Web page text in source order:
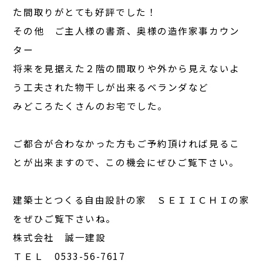
た間取りがとても好評でした！
その他 ご主人様の書斎、奥様の造作家事カウン
ター
将来を見据えた２階の間取りや外から見えないよ
う工夫された物干しが出来るベランダなど
みどころたくさんのお宅でした。
ご都合が合わなかった方もご予約頂ければ見るこ
とが出来ますので、この機会にぜひご覧下さい。
建築士とつくる自由設計の家 ＳＥＩＩＣＨＩの家
をぜひご覧下さいね。
株式会社 誠一建設
ＴＥＬ 0533-56-7617